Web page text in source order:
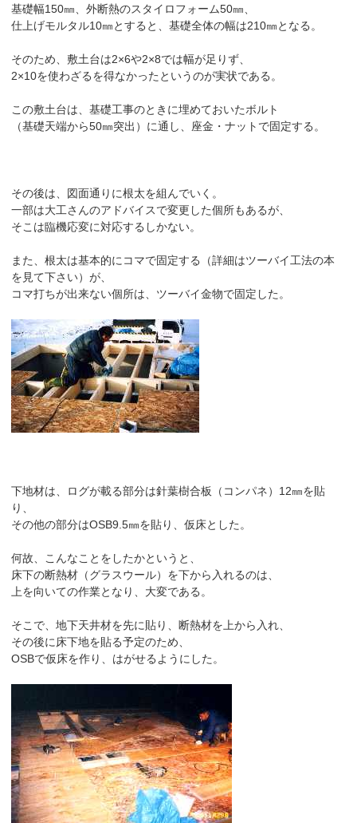
基礎幅150㎜、外断熱のスタイロフォーム50㎜、
仕上げモルタル10㎜とすると、基礎全体の幅は210㎜となる。
そのため、敷土台は2×6や2×8では幅が足りず、
2×10を使わざるを得なかったというのが実状である。
この敷土台は、基礎工事のときに埋めておいたボルト
（基礎天端から50㎜突出）に通し、座金・ナットで固定する。
その後は、図面通りに根太を組んでいく。
一部は大工さんのアドバイスで変更した個所もあるが、
そこは臨機応変に対応するしかない。
また、根太は基本的にコマで固定する（詳細はツーバイ工法の本
を見て下さい）が、
コマ打ちが出来ない個所は、ツーバイ金物で固定した。
下地材は、ログが載る部分は針葉樹合板（コンパネ）12㎜を貼
り、
その他の部分はOSB9.5㎜を貼り、仮床とした。
何故、こんなことをしたかというと、
床下の断熱材（グラスウール）を下から入れるのは、
上を向いての作業となり、大変である。
そこで、地下天井材を先に貼り、断熱材を上から入れ、
その後に床下地を貼る予定のため、
OSBで仮床を作り、はがせるようにした。